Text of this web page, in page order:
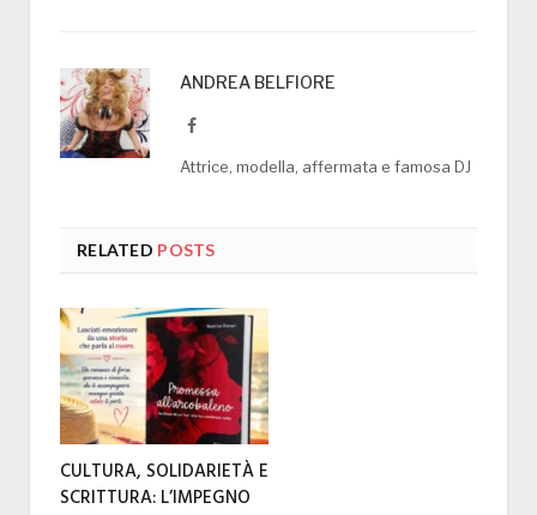
ANDREA BELFIORE
Facebook
Attrice, modella, affermata e famosa DJ
RELATED POSTS
CULTURA, SOLIDARIETÀ E
SCRITTURA: L’IMPEGNO